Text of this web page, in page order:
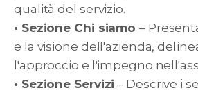
qualità del servizio.
• Sezione Chi siamo –
e la visione dell'azienda,
l'approccio e l'impegno
• Sezione Servizi – Descrive i